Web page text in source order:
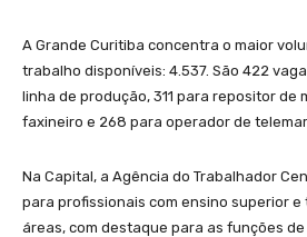
A Grande Curitiba concentra o maior
trabalho disponíveis: 4.537. São 422
linha de produção, 311 para repositor de
faxineiro e 268 para operador de
Na Capital, a Agência do Trabalhador
para profissionais com ensino superior e
áreas, com destaque para as funções